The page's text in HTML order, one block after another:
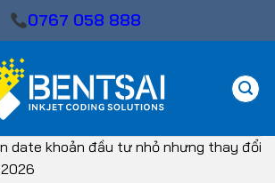
0767 058 888
date khoản đầu tư nhỏ nhưng thay đổi